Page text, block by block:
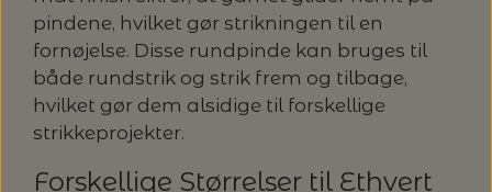
pindene, hvilket gør strikningen til en
fornøjelse. Disse rundpinde kan bruges til
både rundstrik og strik frem og tilbage,
hvilket gør dem alsidige til forskellige
strikkeprojekter.
Forskellige Størrelser til Ethvert